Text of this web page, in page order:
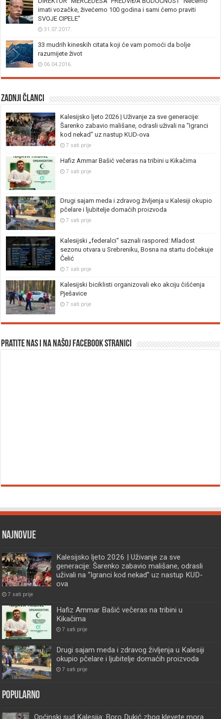
imati vozačke, živećemo 100 godina i sami ćemo praviti
SVOJE CIPELE”
31.07.2017.
33 mudrih kineskih citata koji će vam pomoći da bolje
razumijete život
06.04.2016.
Zadnji članci
Kalesijsko ljeto 2026 | Uživanje za sve generacije:
Šarenko zabavio mališane, odrasli uživali na “Igranci
kod nekad” uz nastup KUD-ova
7 sati prije
Hafiz Ammar Bašić večeras na tribini u Kikačima
7 sati prije
Drugi sajam meda i zdravog življenja u Kalesiji okupio
pčelare i ljubitelje domaćih proizvoda
7 sati prije
Kalesijski „federalci“ saznali raspored: Mladost
sezonu otvara u Srebreniku, Bosna na startu dočekuje
Čelić
7 sati prije
Kalesijski biciklisti organizovali eko akciju čišćenja
Pješavice
7 sati prije
Pratite nas i na našoj facebook stranici
Najnovije
Kalesijsko ljeto 2026 | Uživanje za sve
generacije: Šarenko zabavio mališane, odrasli
uživali na “Igranci kod nekad” uz nastup KUD-
ova
7 sati prije
Hafiz Ammar Bašić večeras na tribini u
Kikačima
7 sati prije
Drugi sajam meda i zdravog življenja u Kalesiji
okupio pčelare i ljubitelje domaćih proizvoda
7 sati prije
Popularno
Općinski sud Kalesija: Boro Dukić zbog klevete mora